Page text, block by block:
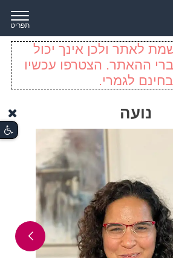
תפריט
לאתר ולכן אינך יכול
ההאתר. הצטרפו עכשיו
בחינם לגמרי.
נועה